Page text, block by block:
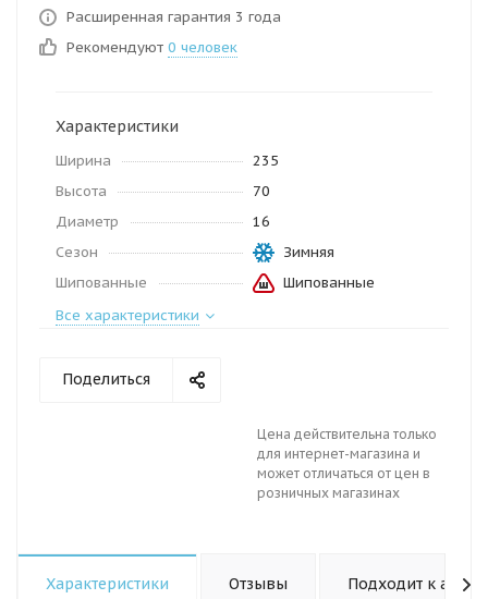
Расширенная гарантия 3 года
Рекомендуют 0 человек
Характеристики
Ширина
235
Высота
70
Диаметр
16
Сезон
Зимняя
Шипованные
Шипованные
Все характеристики
Поделиться
Цена действительна только
для интернет-магазина и
может отличаться от цен в
розничных магазинах
Характеристики Отзывы Подходит к авто